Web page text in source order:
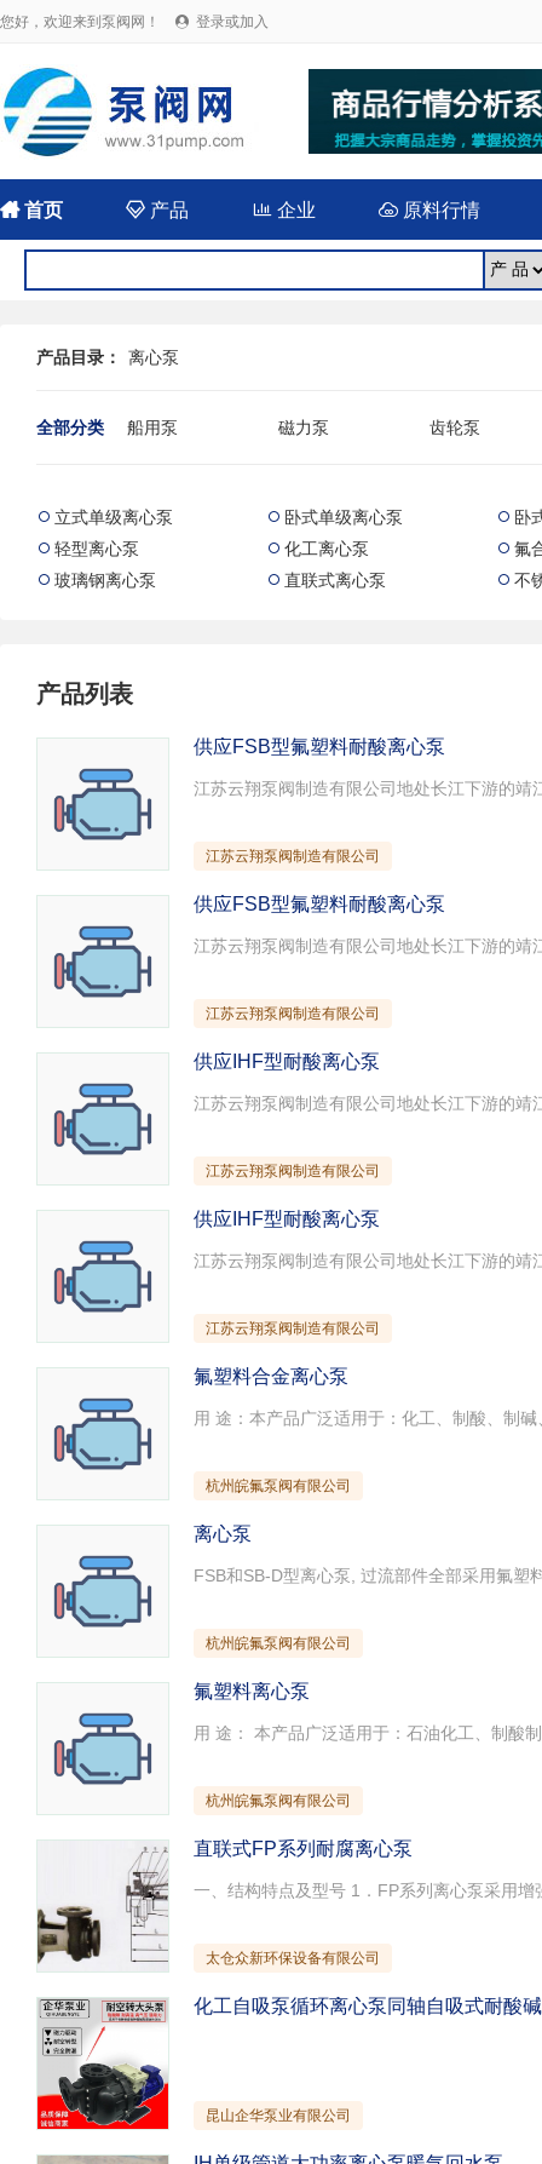
您好，欢迎来到泵阀网！  登录或加入
首页  产品 企业 原料行情
产品目录： 离心泵
全部分类 船用泵 磁力泵
齿轮泵
轴流泵
试压泵
疏水泵
控制阀
浆液阀 安全阀
 立式单级离心泵  卧式单级离心泵  卧
 轻型离心泵  化工离心泵  氟
 玻璃钢离心泵  直联式离心泵  不
产品列表
供应FSB型氟塑料耐酸离心泵
江苏云翔泵阀制造有限公司
供应FSB型氟塑料耐酸离心泵
江苏云翔泵阀制造有限公司
供应IHF型耐酸离心泵
江苏云翔泵阀制造有限公司
供应IHF型耐酸离心泵
江苏云翔泵阀制造有限公司
氟塑料合金离心泵
杭州皖氟泵阀有限公司
离心泵
杭州皖氟泵阀有限公司
氟塑料离心泵
杭州皖氟泵阀有限公司
直联式FP系列耐腐离心泵
太仓众新环保设备有限公司
化工自吸泵循环离心泵同轴自吸式耐酸
昆山企华泵业有限公司